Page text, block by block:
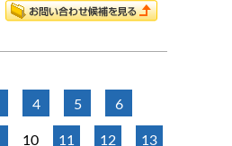
4 5 6
10 11 12 13